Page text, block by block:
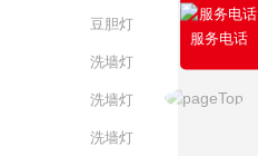
服务电话
豆胆灯
洗墙灯
洗墙灯
洗墙灯